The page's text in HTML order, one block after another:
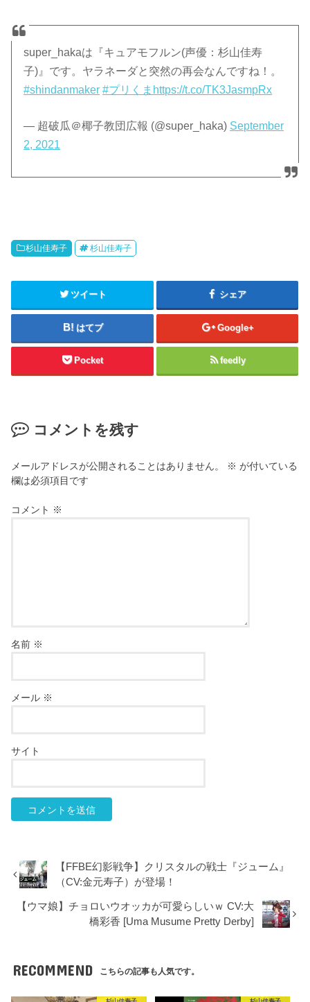
super_hakaは『キュアモフルン(声優：杉山佳寿
子)』です。ヤラネーダと突然の再会なんですね！。
#shindanmaker #プリくま https://t.co/TK3JasmpRx
— 超破瓜＠椰子教団広報 (@super_haka) September
2, 2021
杉山佳寿子 杉山佳寿子
ツイート シェア
はてブ Google+
Pocket feedly
コメントを残す
メールアドレスが公開されることはありません。 ※ が付いている
欄は必須項目です
コメント ※
名前 ※
メール ※
サイト
【FFBE幻影戦争】クリスタルの戦士『ジューム』
（CV:金元寿子）が登場！
【ウマ娘】チョロいウオッカが可愛らしいｗ CV:大
橋彩香 [Uma Musume Pretty Derby]
RECOMMEND こちらの記事も人気です。